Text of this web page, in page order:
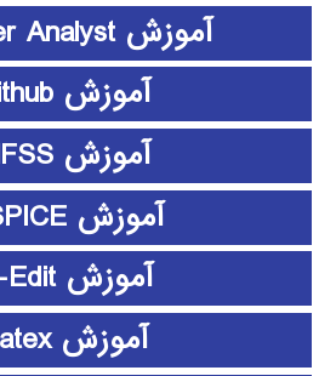
آموزش Frontier Analyst
آموزش github
آموزش HFSS
آموزش HSPICE
آموزش L-Edit
آموزش Latex